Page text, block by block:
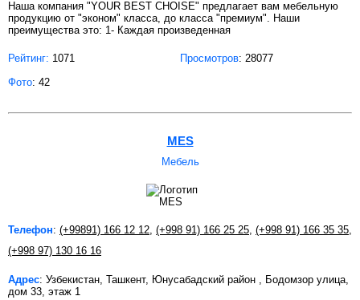
Наша компания "YOUR BEST CHOISE" предлагает вам мебельную
продукцию от "эконом" класса, до класса "премиум". Наши
преимущества это: 1- Каждая произведенная
Рейтинг: 1071 Просмотров: 28077
Фото: 42
MES
Мебель
Телефон: (+99891) 166 12 12, (+998 91) 166 25 25, (+998 91) 166 35 35,
(+998 97) 130 16 16
Адрес: Узбекистан, Ташкент, Юнусабадский район , Бодомзор улица,
дом 33, этаж 1